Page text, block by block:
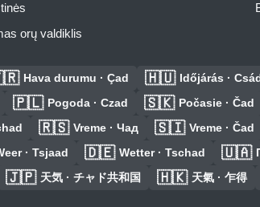
orų valdiklis
Hava durumu · Çad 🇭🇺 Időjárás ·
🇵🇱 Pogoda · Czad 🇸🇰 Počasie · Čad
🇷🇸 Vreme · Чад 🇸🇮 Vreme · Čad
· Tsjaad 🇩🇪 Wetter · Tschad 🇺🇦
🇯🇵 天気 · チャド共和国 🇭🇰 天氣 · 乍得